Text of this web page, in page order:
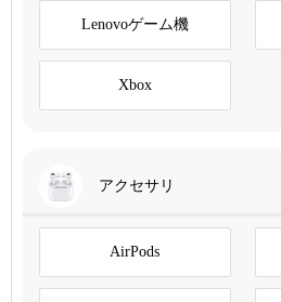
Lenovoゲーム機
Xbox
アクセサリ
AirPods